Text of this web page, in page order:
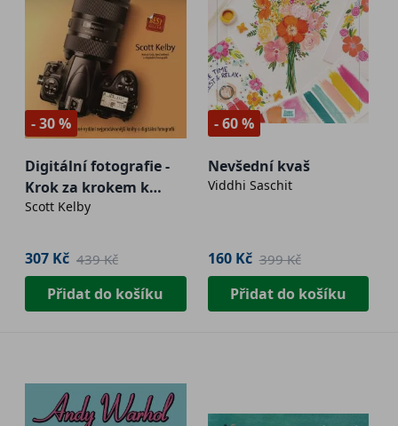
- 30 %
Digitální fotografie -
Krok za krokem k
profesionální
Scott Kelby
307 Kč 439 Kč
Přidat do košíku
- 60 %
Nevšední kvaš
Viddhi Saschit
160 Kč 399 Kč
Přidat do košíku